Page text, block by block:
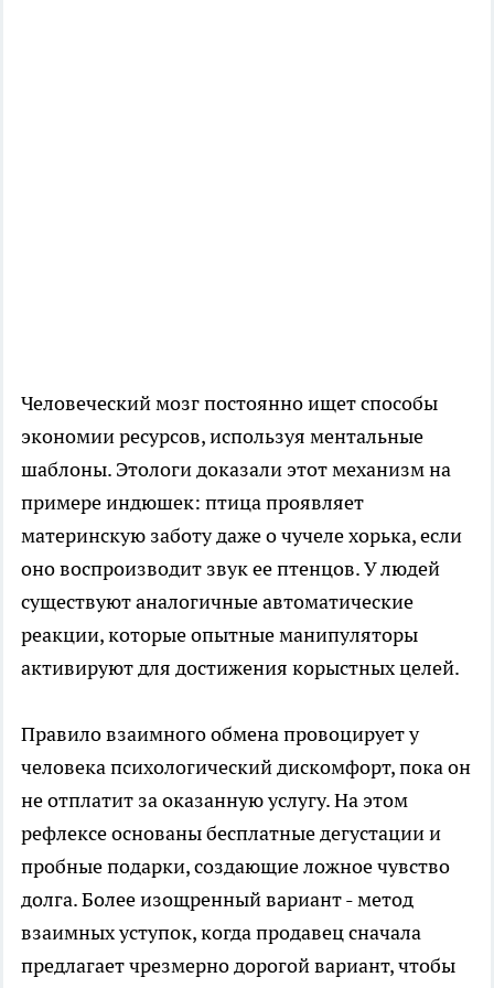
Человеческий мозг постоянно ищет способы
экономии ресурсов, используя ментальные
шаблоны. Этологи доказали этот механизм на
примере индюшек: птица проявляет
материнскую заботу даже о чучеле хорька, если
оно воспроизводит звук ее птенцов. У людей
существуют аналогичные автоматические
реакции, которые опытные манипуляторы
активируют для достижения корыстных целей.
Правило взаимного обмена провоцирует у
человека психологический дискомфорт, пока он
не отплатит за оказанную услугу. На этом
рефлексе основаны бесплатные дегустации и
пробные подарки, создающие ложное чувство
долга. Более изощренный вариант - метод
взаимных уступок, когда продавец сначала
предлагает чрезмерно дорогой вариант, чтобы